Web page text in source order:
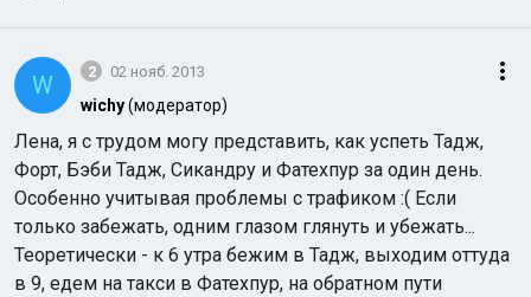
W 2 02 нояб. 2013
wichy(модератор)
Лена, я с трудом могу представить, как успеть Тадж,
Форт, Бэби Тадж, Сикандру и Фатехпур за один день.
Особенно учитывая проблемы с трафиком :( Если
только забежать, одним глазом глянуть и убежать...
Теоретически - к 6 утра бежим в Тадж, выходим оттуда
в 9, едем на такси в Фатехпур, на обратном пути